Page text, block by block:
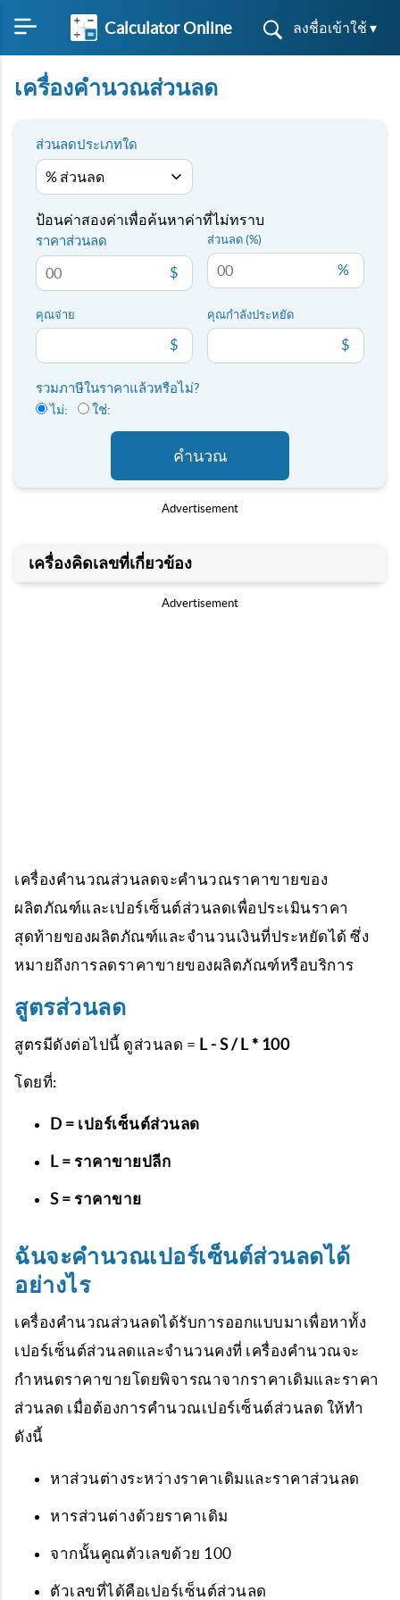
Calculator Online ลงชื่อเข้าใช้ ▾
เครื่องคำนวณส่วนลด
ส่วนลดประเภทใด
ป้อนค่าสองค่าเพื่อค้นหาค่าที่ไม่ทราบ
ราคาส่วนลด
$
ส่วนลด (%)
%
คุณจ่าย
$
คุณกำลังประหยัด
$
รวมภาษีในราคาแล้วหรือไม่?
ไม่: ใช่:
คำนวณ
Advertisement
เครื่องคิดเลขที่เกี่ยวข้อง
Advertisement
เครื่องคำนวณส่วนลดจะคำนวณราคาขายของ
ผลิตภัณฑ์และเปอร์เซ็นต์ส่วนลดเพื่อประเมินราคา
สุดท้ายของผลิตภัณฑ์และจำนวนเงินที่ประหยัดได้ ซึ่ง
หมายถึงการลดราคาขายของผลิตภัณฑ์หรือบริการ
สูตรส่วนลด
สูตรมีดังต่อไปนี้ ดูส่วนลด = L - S / L * 100
โดยที่:
D = เปอร์เซ็นต์ส่วนลด
L = ราคาขายปลีก
S = ราคาขาย
ฉันจะคำนวณเปอร์เซ็นต์ส่วนลดได้
อย่างไร
เครื่องคำนวณส่วนลดได้รับการออกแบบมาเพื่อหาทั้ง
เปอร์เซ็นต์ส่วนลดและจำนวนคงที่ เครื่องคำนวณจะ
กำหนดราคาขายโดยพิจารณาจากราคาเดิมและราคา
ส่วนลด เมื่อต้องการคำนวณเปอร์เซ็นต์ส่วนลด ให้ทำ
ดังนี้
หาส่วนต่างระหว่างราคาเดิมและราคาส่วนลด
หารส่วนต่างด้วยราคาเดิม
จากนั้นคูณตัวเลขด้วย 100
ตัวเลขที่ได้คือเปอร์เซ็นต์ส่วนลด